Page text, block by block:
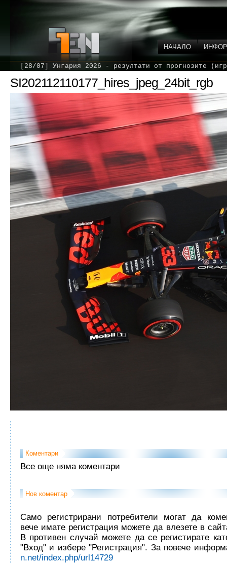
НАЧАЛО
[28/07] Унгария 2026 - резултати от прогнозите
SI202112110177_hires_jpeg_24bit_rgb
Коментари
Все още няма коментари
Нов коментар
Само регистрирани потребители могат да
вече имате регистрация можете да влезете в
В противен случай можете да се регистирате
"Вход" и избере "Регистрация". За повече
n.net/index.php/url14729